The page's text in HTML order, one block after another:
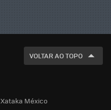
VOLTAR AO TOPO
Xataka México